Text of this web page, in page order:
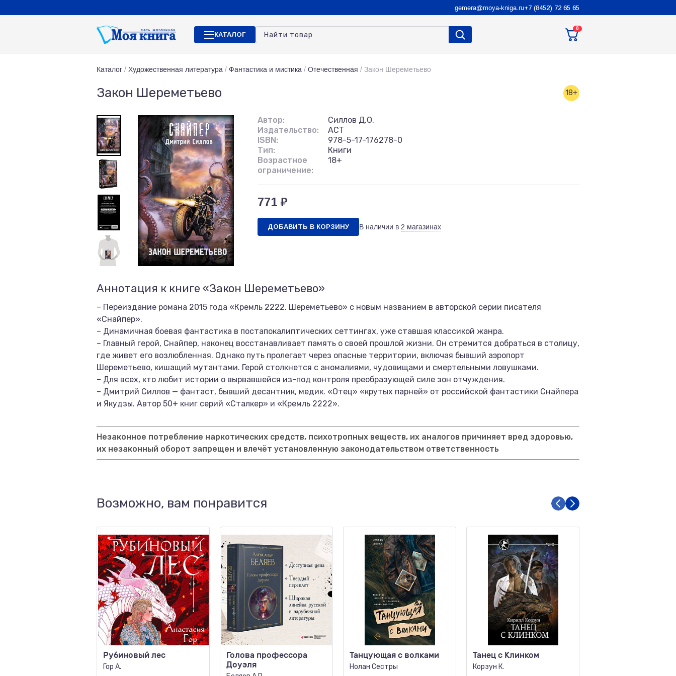
gemera@moya-kniga.ru+7 (8452) 72 65 65
КАТАЛОГ
0
Каталог / Художественная литература / Фантастика и мистика / Отечественная / Закон Шереметьево
Закон Шереметьево 18+
Автор:
Силлов Д.О.
Издательство:
АСТ
ISBN:
978-5-17-176278-0
Тип:
Книги
Возрастное
ограничение:
18+
771 ₽
ДОБАВИТЬ В КОРЗИНУ В наличии в 2 магазинах
Аннотация к книге «Закон Шереметьево»
– Переиздание романа 2015 года «Кремль 2222. Шереметьево» с новым названием в авторской серии писателя
«Снайпер».
– Динамичная боевая фантастика в постапокалиптических сеттингах, уже ставшая классикой жанра.
– Главный герой, Снайпер, наконец восстанавливает память о своей прошлой жизни. Он стремится добраться в столицу,
где живет его возлюбленная. Однако путь пролегает через опасные территории, включая бывший аэропорт
Шереметьево, кишащий мутантами. Герой столкнется с аномалиями, чудовищами и смертельными ловушками.
– Для всех, кто любит истории о вырвавшейся из-под контроля преобразующей силе зон отчуждения.
– Дмитрий Силлов — фантаст, бывший десантник, медик. «Отец» «крутых парней» от российской фантастики Снайпера
и Якудзы. Автор 50+ книг серий «Сталкер» и «Кремль 2222».
Незаконное потребление наркотических средств, психотропных веществ, их аналогов причиняет вред здоровью,
их незаконный оборот запрещен и влечёт установленную законодательством ответственность
Возможно, вам понравится
Рубиновый лес
Гор А.
Голова профессора
Доуэля
Танцующая с волками
Нолан Сестры
Танец с Клинком
Корзун К.